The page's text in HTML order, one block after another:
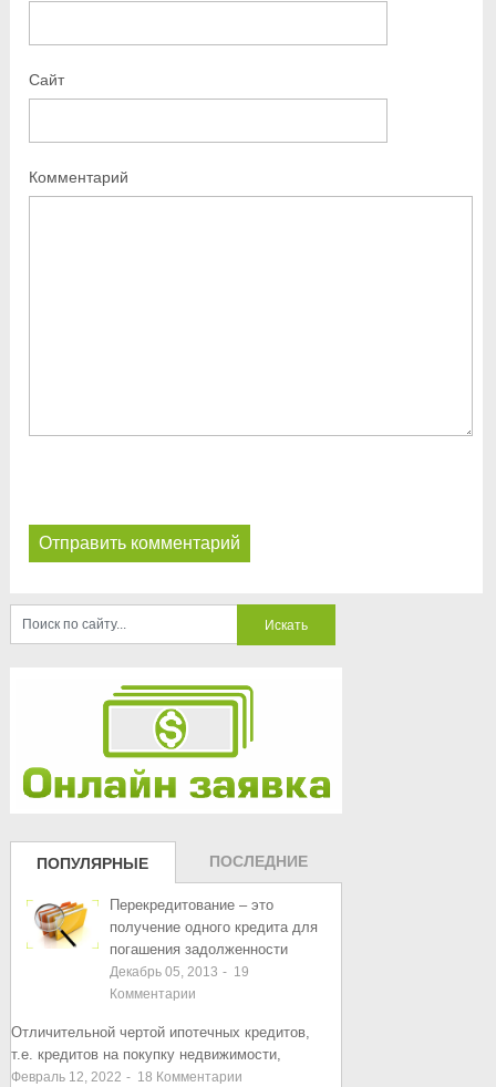
Сайт
Комментарий
ПОПУЛЯРНЫЕ
ЗАПИСИ
ПОСЛЕДНИЕ
ЗАПИСИ
Перекредитование – это
получение одного кредита для
погашения задолженности
Декабрь 05, 2013 - 19
Комментарии
Отличительной чертой ипотечных кредитов,
т.е. кредитов на покупку недвижимости,
Февраль 12, 2022 - 18 Комментарии